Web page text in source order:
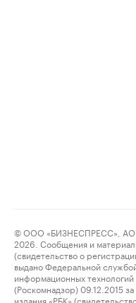
© ООО «БИЗНЕСПРЕСС», АО
2026. Сообщения и
(свидетельство о
выдано Федеральной
информационных
(Роскомнадзор) 09.12.2015
издания «РБК»